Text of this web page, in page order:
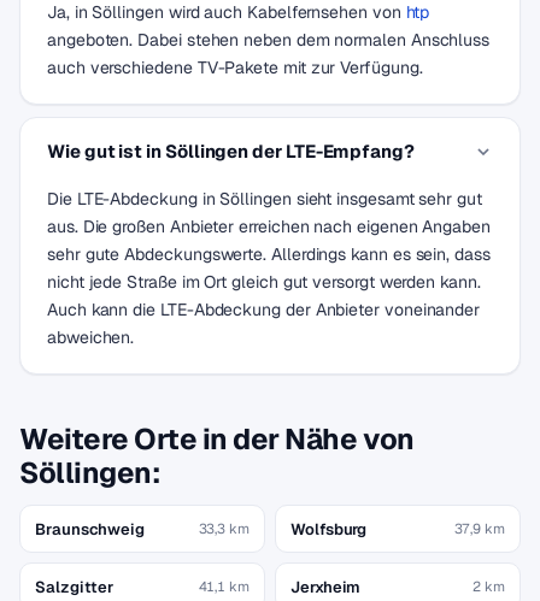
Ja, in Söllingen wird auch Kabelfernsehen von htp
angeboten. Dabei stehen neben dem normalen Anschluss
auch verschiedene TV-Pakete mit zur Verfügung.
Wie gut ist in Söllingen der LTE-Empfang?
Die LTE-Abdeckung in Söllingen sieht insgesamt sehr gut
aus. Die großen Anbieter erreichen nach eigenen Angaben
sehr gute Abdeckungswerte. Allerdings kann es sein, dass
nicht jede Straße im Ort gleich gut versorgt werden kann.
Auch kann die LTE-Abdeckung der Anbieter voneinander
abweichen.
Weitere Orte in der Nähe von
Söllingen:
Braunschweig 33,3 km Wolfsburg 37,9 km
Salzgitter 41,1 km Jerxheim 2 km